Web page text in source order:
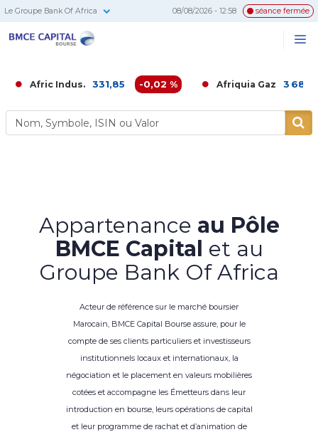
Le Groupe Bank Of Africa 08/08/2026 - 12:58 séance fermée
Indus. 331,85 -0,02 % Afriquia Gaz 3 680,00 -
Appartenance au Pôle
BMCE Capital et au
Groupe Bank Of Africa
Acteur de référence sur le marché boursier
Marocain, BMCE Capital Bourse assure, pour le
compte de ses clients particuliers et investisseurs
institutionnels locaux et internationaux, la
négociation et le placement en valeurs mobilières
cotées et accompagne les Émetteurs dans leur
introduction en bourse, leurs opérations de capital
et leur programme de rachat et d’animation de